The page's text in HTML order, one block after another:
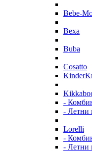
Bebe-
Bexa
Buba
Cosatto
-
- Летни
Lorelli
-
- Летни